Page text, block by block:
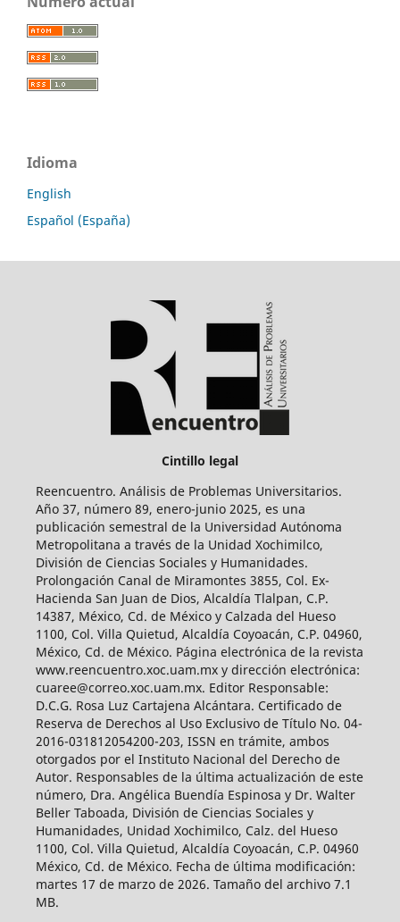
Idioma
English
Español (España)
Cintillo legal
Reencuentro. Análisis de Problemas Universitarios.
Año 37, número 89, enero-junio 2025, es una
publicación semestral de la Universidad Autónoma
Metropolitana a través de la Unidad Xochimilco,
División de Ciencias Sociales y Humanidades.
Prolongación Canal de Miramontes 3855, Col. Ex-
Hacienda San Juan de Dios, Alcaldía Tlalpan, C.P.
14387, México, Cd. de México y Calzada del Hueso
1100, Col. Villa Quietud, Alcaldía Coyoacán, C.P. 04960,
México, Cd. de México. Página electrónica de la revista
www.reencuentro.xoc.uam.mx y dirección electrónica:
cuaree@correo.xoc.uam.mx. Editor Responsable:
D.C.G. Rosa Luz Cartajena Alcántara. Certificado de
Reserva de Derechos al Uso Exclusivo de Título No. 04-
2016-031812054200-203, ISSN en trámite, ambos
otorgados por el Instituto Nacional del Derecho de
Autor. Responsables de la última actualización de este
número, Dra. Angélica Buendía Espinosa y Dr. Walter
Beller Taboada, División de Ciencias Sociales y
Humanidades, Unidad Xochimilco, Calz. del Hueso
1100, Col. Villa Quietud, Alcaldía Coyoacán, C.P. 04960
México, Cd. de México. Fecha de última modificación:
martes 17 de marzo de 2026. Tamaño del archivo 7.1
MB.